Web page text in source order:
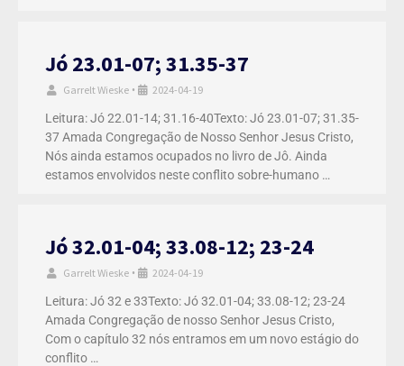
Jó 23.01-07; 31.35-37
Garrelt Wieske • 2024-04-19
Leitura: Jó 22.01-14; 31.16-40Texto: Jó 23.01-07; 31.35-
37 Amada Congregação de Nosso Senhor Jesus Cristo,
Nós ainda estamos ocupados no livro de Jô. Ainda
estamos envolvidos neste conflito sobre-humano …
Jó 32.01-04; 33.08-12; 23-24
Garrelt Wieske • 2024-04-19
Leitura: Jó 32 e 33Texto: Jó 32.01-04; 33.08-12; 23-24
Amada Congregação de nosso Senhor Jesus Cristo,
Com o capítulo 32 nós entramos em um novo estágio do
conflito …